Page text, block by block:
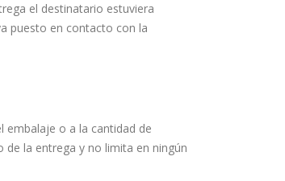
el destinatario estuviera
puesto en contacto con la
embalaje o a la cantidad de
de la entrega y no limita en ningún